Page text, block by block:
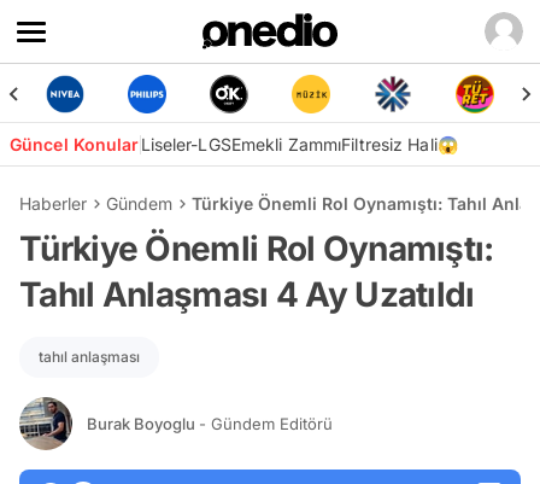
Güncel KonularLiseler-LGSEmekli ZammıFiltresiz Hali😱
Haberler Gündem Türkiye Önemli Rol Oynamıştı: Tahıl
Türkiye Önemli Rol Oynamıştı:
Tahıl Anlaşması 4 Ay Uzatıldı
tahıl anlaşması
Burak Boyoglu - Gündem Editörü